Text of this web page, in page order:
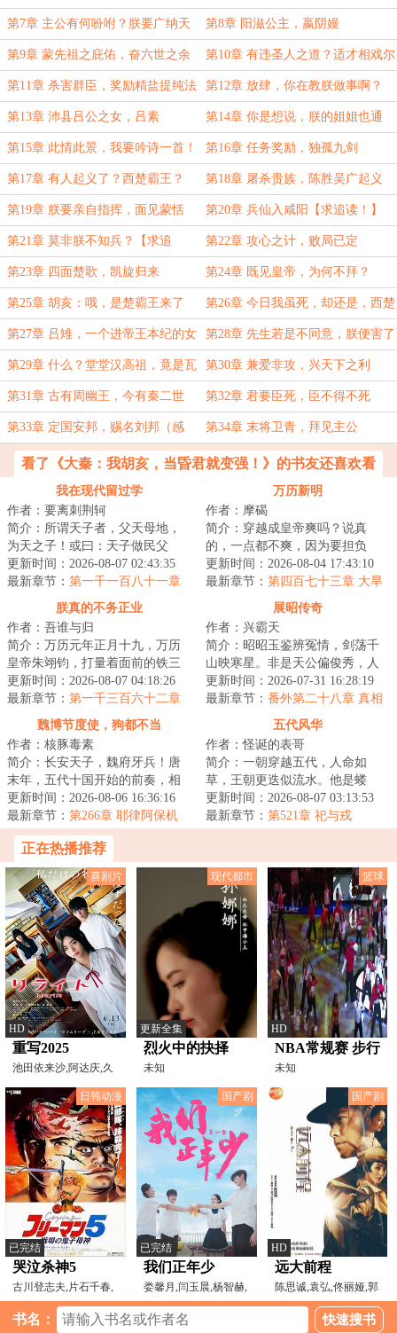
第7章 主公有何吩咐？朕要广纳天
下美女
第8章 阳滋公主，嬴阴嫚
第9章 蒙先祖之庇佑，奋六世之余
烈
第10章 有违圣人之道？适才相戏尔
第11章 杀害群臣，奖励精盐提纯法 第12章 放肆，你在教朕做事啊？
第13章 沛县吕公之女，吕素 第14章 你是想说，朕的姐姐也通
贼？
第15章 此情此景，我要吟诗一首！ 第16章 任务奖励，独孤九剑
第17章 有人起义了？西楚霸王？ 第18章 屠杀贵族，陈胜吴广起义
第19章 朕要亲自指挥，面见蒙恬 第20章 兵仙入咸阳【求追读！】
第21章 莫非朕不知兵？【求追
读！】
第22章 攻心之计，败局已定
第23章 四面楚歌，凯旋归来 第24章 既见皇帝，为何不拜？
第25章 胡亥：哦，是楚霸王来了 第26章 今日我虽死，却还是，西楚
霸王！
第27章 吕雉，一个进帝王本纪的女
人
第28章 先生若是不同意，朕便害了
先生的性命
第29章 什么？堂堂汉高祖，竟是瓦
学弟！
第30章 兼爱非攻，兴天下之利
第31章 古有周幽王，今有秦二世 第32章 君要臣死，臣不得不死
第33章 定国安邦，赐名刘邦（感
谢‘虾仁欧巴’的舵主打赏）
第34章 末将卫青，拜见主公
看了《大秦：我胡亥，当昏君就变强！》的书友还喜欢看
我在现代留过学
作者：要离刺荆轲
简介：所谓天子者，父天母地，
为天之子！或曰：天子做民父
母，以为天下王！而朕，曾为天
子！承六世之余烈...
更新时间：2026-08-07 02:43:35
最新章节： 第一千一百八十一章
万历新明
作者：摩碣
简介：穿越成皇帝爽吗？说真
的，一点都不爽，因为要担负
的、要克服的，比草根还多。在
一张涂满油彩的烂画...
更新时间：2026-08-04 17:43:10
最新章节： 第四百七十三章 大旱
朕真的不务正业
作者：吾谁与归
简介：万历元年正月十九，万历
皇帝朱翊钧，打量着面前的铁三
角。第一位盟友面相颇为和善，
她是大明的太后...
更新时间：2026-08-07 04:18:26
最新章节： 第一千三百六十二章
不过一念为苍生
展昭传奇
作者：兴霸天
简介：昭昭玉鉴辨冤情，剑荡千
山映寒星。非是天公偏俊秀，人
间必要此光明。一本陆小凤传奇
式的侠探故事。...
更新时间：2026-07-31 16:28:19
最新章节： 番外第二十八章 真相
与结局（中）
魏博节度使，狗都不当
作者：核豚毒素
简介：长安天子，魏府牙兵！唐
末年，五代十国开始的前奏，相
州刺史乐从训悬在城门上的脑袋
和躺在别人床上...
更新时间：2026-08-06 16:36:16
最新章节： 第266章 耶律阿保机
五代风华
作者：怪诞的表哥
简介：一朝穿越五代，人命如
草，王朝更迭似流水。他是蝼
蚁，则撼参天巨树，为棋子，则
破天下局。布衣之志...
更新时间：2026-08-07 03:13:53
最新章节： 第521章 祀与戎
正在热播推荐
喜剧片
HD
重写2025
池田依来沙,阿达庆,久
保田纱友,仓悠贵,桥本
现代都市
更新全集
烈火中的抉择
未知
篮球
HD
NBA常规赛 步行
者VS篮网
20241205
未知
日韩动漫
已完结
哭泣杀神5
古川登志夫,片石千春,
中尾隆聖,土師孝也,土
国产剧
已完结
我们正年少
娄馨月,闫玉晨,杨智赫,
张浩昕
国产剧
HD
远大前程
陈思诚,袁弘,佟丽娅,郭
采洁,赵立新,倪大红,
书名：